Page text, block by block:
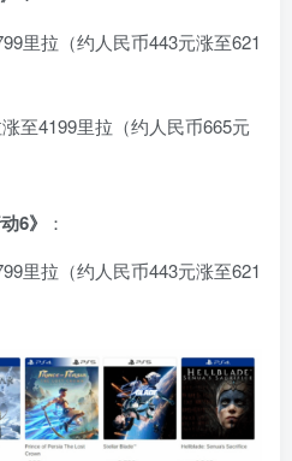
里拉（约人民币443元涨至621
至4199里拉（约人民币665元
6》
：
里拉（约人民币443元涨至621